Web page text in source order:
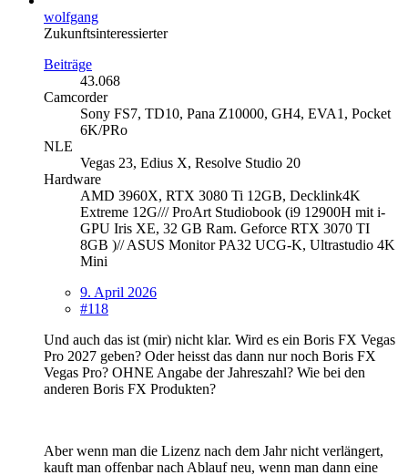
wolfgang
Zukunftsinteressierter
Beiträge
43.068
Camcorder
Sony FS7, TD10, Pana Z10000, GH4, EVA1, Pocket
6K/PRo
NLE
Vegas 23, Edius X, Resolve Studio 20
Hardware
AMD 3960X, RTX 3080 Ti 12GB, Decklink4K
Extreme 12G/// ProArt Studiobook (i9 12900H mit i-
GPU Iris XE, 32 GB Ram. Geforce RTX 3070 TI
8GB )// ASUS Monitor PA32 UCG-K, Ultrastudio 4K
Mini
9. April 2026
#118
Und auch das ist (mir) nicht klar. Wird es ein Boris FX Vegas
Pro 2027 geben? Oder heisst das dann nur noch Boris FX
Vegas Pro? OHNE Angabe der Jahreszahl? Wie bei den
anderen Boris FX Produkten?
Aber wenn man die Lizenz nach dem Jahr nicht verlängert,
kauft man offenbar nach Ablauf neu, wenn man dann eine